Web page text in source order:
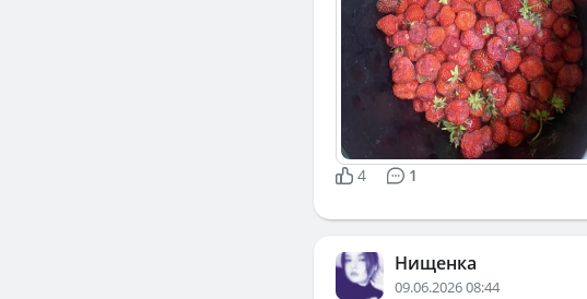
4 1
Нищенка
09.06.2026 08:44